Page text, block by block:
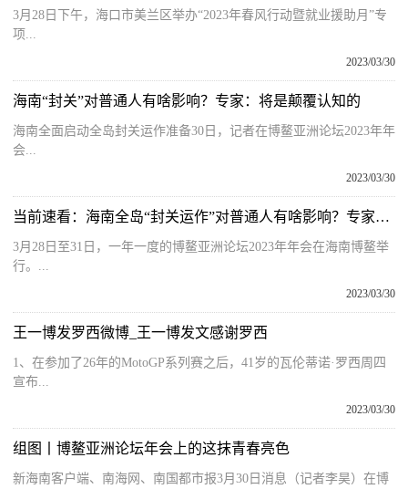
3月28日下午，海口市美兰区举办“2023年春风行动暨就业援助月”专
项...
2023/03/30
海南“封关”对普通人有啥影响？专家：将是颠覆认知的
海南全面启动全岛封关运作准备30日，记者在博鳌亚洲论坛2023年年
会...
2023/03/30
当前速看：海南全岛“封关运作”对普通人有啥影响？专家：海南居民将真正开启自贸港模式
3月28日至31日，一年一度的博鳌亚洲论坛2023年年会在海南博鳌举
行。...
2023/03/30
王一博发罗西微博_王一博发文感谢罗西
1、在参加了26年的MotoGP系列赛之后，41岁的瓦伦蒂诺·罗西周四
宣布...
2023/03/30
组图丨博鳌亚洲论坛年会上的这抹青春亮色
新海南客户端、南海网、南国都市报3月30日消息（记者李昊）在博